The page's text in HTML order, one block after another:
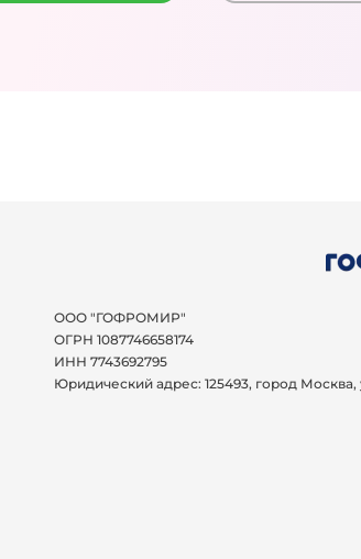
ООО "ГОФРОМИР"
ОГРН 1087746658174
ИНН 7743692795
Юридический адрес: 125493, город